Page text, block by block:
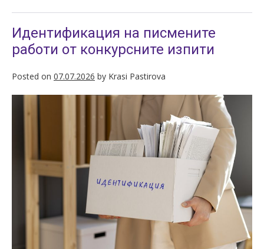
Идентификация на писмените
работи от конкурсните изпити
Posted on 07.07.2026 by Krasi Pastirova